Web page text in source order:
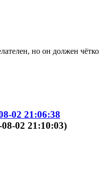
но он должен чётко
02 21:06:38
02 21:10:03)